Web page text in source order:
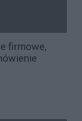
firmowe,